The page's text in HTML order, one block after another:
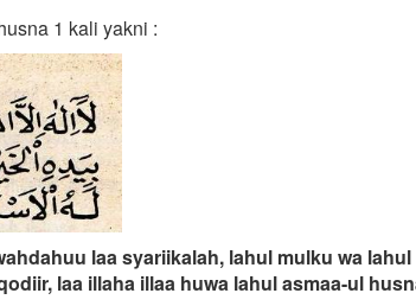
1 kali yakni :
laa syariikalah, lahul mulku wa lahul
laa illaha illaa huwa lahul asmaa-ul